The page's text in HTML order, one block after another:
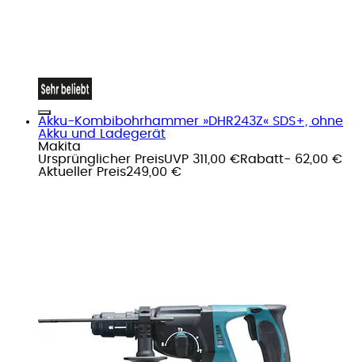
Akku-Kombibohrhammer »DHR243Z« SDS+, ohne
Akku und Ladegerät
Makita
Ursprünglicher PreisUVP 311,00 €Rabatt- 62,00 €
Aktueller Preis249,00 €